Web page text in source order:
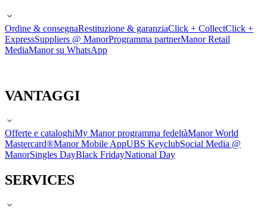
Ordine & consegnaRestituzione & garanziaClick + CollectClick +
ExpressSuppliers @ ManorProgramma partnerManor Retail
MediaManor su WhatsApp
VANTAGGI
Offerte e cataloghiMy Manor programma fedeltàManor World
Mastercard®Manor Mobile AppUBS KeyclubSocial Media @
ManorSingles DayBlack FridayNational Day
SERVICES